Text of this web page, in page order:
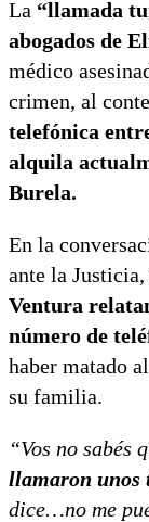
La “llamada
abogados de
médico
crimen, al
telefónica
alquila
Burela.
En la
ante la Justicia,
Ventura
número de
haber matado
su familia.
“Vos no sabés
llamaron unos
dice…no me